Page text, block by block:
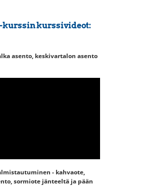
kurssin kurssivideot:
asento, keskivartalon asento
- kahvaote,
sormiote jänteeltä ja pään